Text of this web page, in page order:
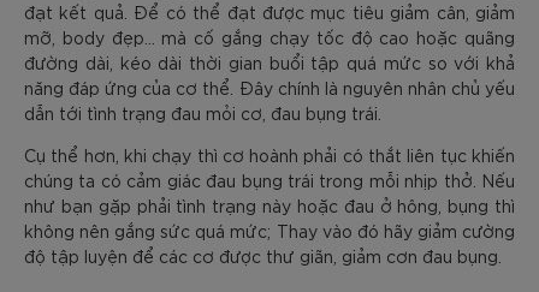
đạt kết quả. Để có thể đạt được mục tiêu giảm cân, giảm
mỡ, body đẹp… mà cố gắng chạy tốc độ cao hoặc quãng
đường dài, kéo dài thời gian buổi tập quá mức so với khả
năng đáp ứng của cơ thể. Đây chính là nguyên nhân chủ yếu
dẫn tới tình trạng đau mỏi cơ, đau bụng trái.
Cụ thể hơn, khi chạy thì cơ hoành phải có thắt liên tục khiến
chúng ta có cảm giác đau bụng trái trong mỗi nhịp thở. Nếu
như bạn gặp phải tình trạng này hoặc đau ở hông, bụng thì
không nên gắng sức quá mức; Thay vào đó hãy giảm cường
độ tập luyện để các cơ được thư giãn, giảm cơn đau bụng.